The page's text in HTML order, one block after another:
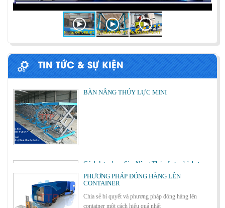
TIN TỨC & SỰ KIỆN
Cùng tìm hiểu về ứng dụng của bàn nâng thủy lực
trong các lĩnh vực, ngành nghề.
BÀN NÂNG THỦY LỰC MINI
CONTAINER
container một cách hiệu quả nhất